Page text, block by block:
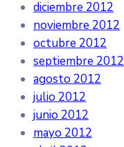
diciembre 2012
noviembre 2012
octubre 2012
septiembre 2012
agosto 2012
julio 2012
junio 2012
mayo 2012